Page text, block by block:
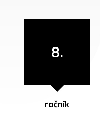
8.
ročník